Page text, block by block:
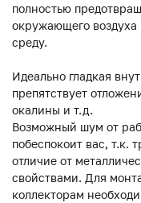
полностью
окружающего
среду.
Идеально гладкая
препятствует
окалины и т.д.
Возможный шум от
побеспокоит вас, т.к.
отличие от
свойствами. Для
коллекторам